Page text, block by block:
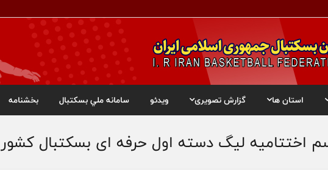
استان ها گزارش تصویری ویدئو سامانه ملي بسکتبال بخشنامه
اختتامیه لیگ دسته اول حرفه ای بسکتبال کشور